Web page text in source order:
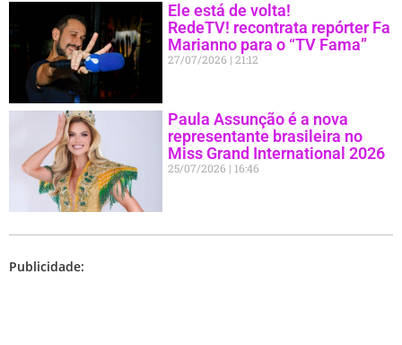
Ele está de volta!
RedeTV! recontrata repórter Fa
Marianno para o “TV Fama”
27/07/2026 21:12
Paula Assunção é a nova
representante brasileira no
Miss Grand International 2026
25/07/2026 16:46
Publicidade: